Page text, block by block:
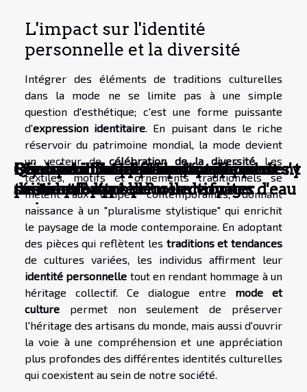
L'impact sur l'identité
personnelle et la diversité
Intégrer des éléments de traditions culturelles
dans la mode ne se limite pas à une simple
question d'esthétique; c'est une forme puissante
d'expression identitaire. En puisant dans le riche
réservoir du patrimoine mondial, la mode devient
un vecteur decélébration de la diversité. Les
textiles, motifs et ornements traditionnels se
mêlent aux coupes contemporaines, donnant
naissance à un "pluralisme stylistique" qui enrichit
le paysage de la mode contemporaine. En adoptant
des pièces qui reflètent les traditions et tendances
de cultures variées, les individus affirment leur
identité personnelle tout en rendant hommage à un
héritage collectif. Ce dialogue entre mode et
culture permet non seulement de préserver
l'héritage des artisans du monde, mais aussi d'ouvrir
la voie à une compréhension et une appréciation
plus profondes des différentes identités culturelles
qui coexistent au sein de notre société.
Pourquoi l’animation japonaise
réinvente l’art de collectionner
Découvrir des destinations hors des
sentiers battus pour un voyage
unique
Comment les pays en développement
traitent les problèmes de fuites d'eau
Quels sont les différents types de
cartes prépayées ?
Choisir un hôtel à Lyon : comment s'y
prendre ?
Séjour Adriatique : les meilleures
destinations